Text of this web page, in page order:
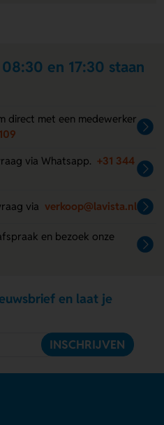
en 17:30 staan
direct met een medewerker
via Whatsapp. +31 344
via verkoop@lavista.nl
en bezoek onze
en laat je
INSCHRIJVEN